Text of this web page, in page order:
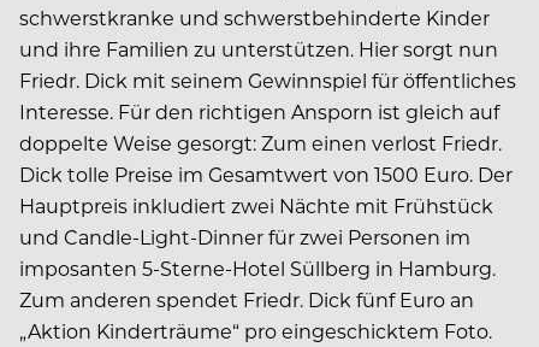
schwerstkranke und schwerstbehinderte Kinder
und ihre Familien zu unterstützen. Hier sorgt nun
Friedr. Dick mit seinem Gewinnspiel für öffentliches
Interesse. Für den richtigen Ansporn ist gleich auf
doppelte Weise gesorgt: Zum einen verlost Friedr.
Dick tolle Preise im Gesamtwert von 1500 Euro. Der
Hauptpreis inkludiert zwei Nächte mit Frühstück
und Candle-Light-Dinner für zwei Personen im
imposanten 5-Sterne-Hotel Süllberg in Hamburg.
Zum anderen spendet Friedr. Dick fünf Euro an
„Aktion Kinderträume“ pro eingeschicktem Foto.